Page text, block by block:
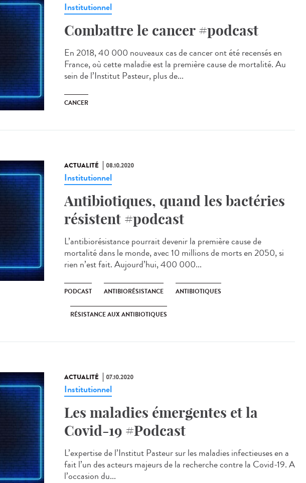
Institutionnel
Combattre le cancer #podcast
En 2018, 40 000 nouveaux cas de cancer ont été recensés en
France, où cette maladie est la première cause de mortalité. Au
sein de l’Institut Pasteur, plus de...
CANCER
ACTUALITÉ 08.10.2020
Institutionnel
Antibiotiques, quand les bactéries
résistent #podcast
L’antibiorésistance pourrait devenir la première cause de
mortalité dans le monde, avec 10 millions de morts en 2050, si
rien n’est fait. Aujourd’hui, 400 000...
PODCAST ANTIBIORÉSISTANCE ANTIBIOTIQUES
RÉSISTANCE AUX ANTIBIOTIQUES
ACTUALITÉ 07.10.2020
Institutionnel
Les maladies émergentes et la
Covid-19 #Podcast
L’expertise de l’Institut Pasteur sur les maladies infectieuses en a
fait l’un des acteurs majeurs de la recherche contre la Covid-19. A
l’occasion du...